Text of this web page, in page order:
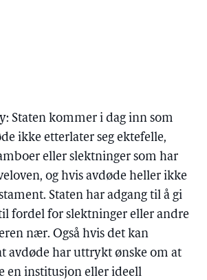
Staten kommer i dag inn som
ikke etterlater seg ektefelle,
eller slektninger som har
og hvis avdøde heller ikke
Staten har adgang til å gi
fordel for slektninger eller andre
nær. Også hvis det kan
avdøde har uttrykt ønske om at
en institusjon eller ideell